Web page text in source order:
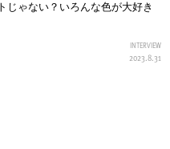
じゃない？いろんな色が大好き
INTERVIEW
2023.8.31